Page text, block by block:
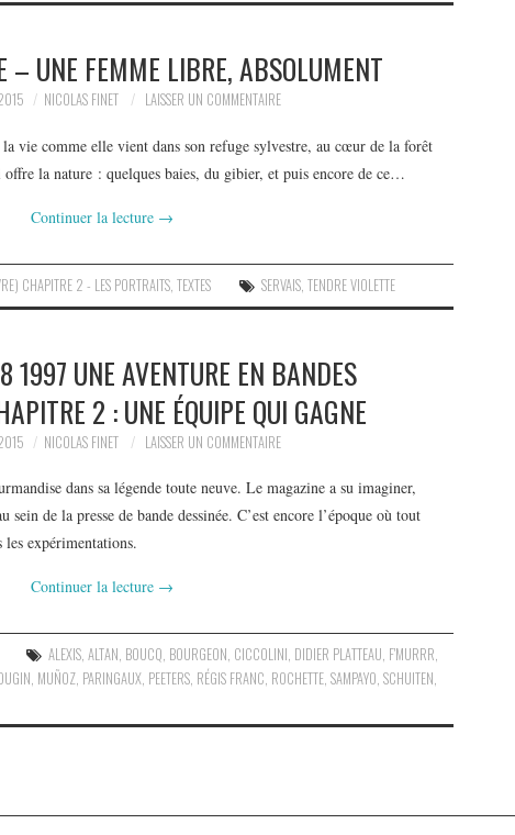
– UNE FEMME LIBRE, ABSOLUMENT
NICOLAS FINET LAISSER UN COMMENTAIRE
vie comme elle vient dans son refuge sylvestre, au cœur de la forêt
la nature : quelques baies, du gibier, et puis encore de ce…
Continuer la lecture →
CHAPITRE 2 - LES PORTRAITS ,TEXTES SERVAIS ,TENDRE VIOLETTE
1997 UNE AVENTURE EN BANDES
2 : UNE ÉQUIPE QUI GAGNE
NICOLAS FINET LAISSER UN COMMENTAIRE
dans sa légende toute neuve. Le magazine a su imaginer,
de la presse de bande dessinée. C’est encore l’époque où tout
les expérimentations.
Continuer la lecture →
ALEXIS,ALTAN, BOUCQ, BOURGEON, CICCOLINI, DIDIER PLATTEAU, F'MURRR,
, MUÑOZ, PARINGAUX, PEETERS, RÉGIS FRANC, ROCHETTE, SAMPAYO, SCHUITEN,